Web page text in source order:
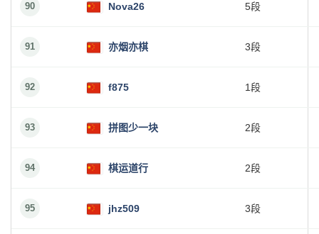
90 Nova26 5段
91 亦烟亦棋 3段
92 f875 1段
93 拼图少一块 2段
94 棋运道行 2段
95 jhz509 3段